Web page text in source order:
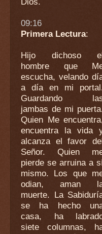
09:16
Primera Lectura:
Hijo dichoso
hombre que
escucha, velando
a día en mi
Guardando
jambas de mi
Quien Me
encuentra la vida
alcanza el favor
Señor. Quien
pierde se arruina a
mismo. Los que
odian, aman
muerte. La
se ha hecho
casa, ha
siete columnas, ha